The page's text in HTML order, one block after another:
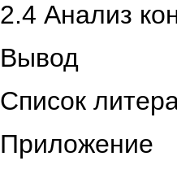
2.4 Анализ
Вывод
Список
Приложение